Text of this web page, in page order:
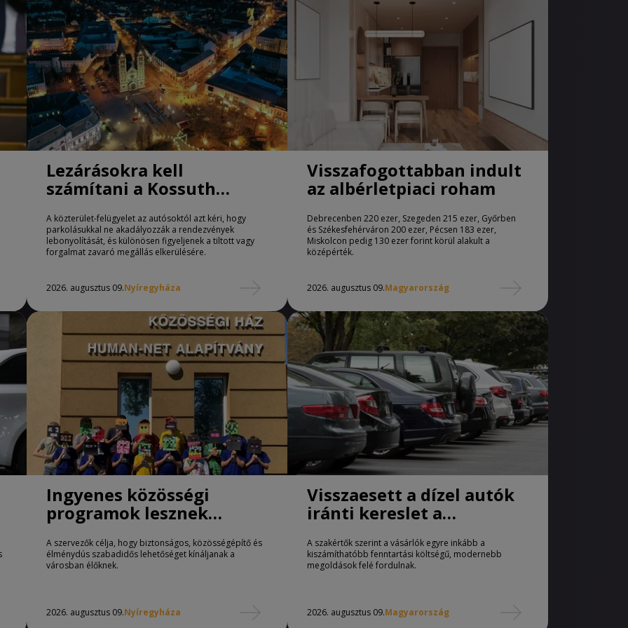
Lezárásokra kell
számítani a Kossuth
A közterület-felügyelet az autósoktól azt kéri, hogy
parkolásukkal ne akadályozzák a rendezvények
lebonyolítását, és különösen figyeljenek a tiltott vagy
forgalmat zavaró megállás elkerülésére.
2026. augusztus 09.Nyíregyháza
Visszafogottabban indult
az albérletpiaci roham
Debrecenben 220 ezer, Szegeden 215 ezer, Győrben
és Székesfehérváron 200 ezer, Pécsen 183 ezer,
Miskolcon pedig 130 ezer forint körül alakult a
középérték.
2026. augusztus 09.Magyarország
Ingyenes közösségi
programok lesznek
Nyíregyházán
A szervezők célja, hogy biztonságos, közösségépítő és
élménydús szabadidős lehetőséget kínáljanak a
városban élőknek.
2026. augusztus 09.Nyíregyháza
Visszaesett a dízel autók
iránti kereslet a
A szakértők szerint a vásárlók egyre inkább a
kiszámíthatóbb fenntartási költségű, modernebb
megoldások felé fordulnak.
2026. augusztus 09.Magyarország